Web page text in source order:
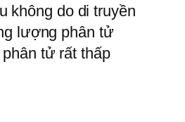
không do di truyền
lượng phân tử
tử rất thấp